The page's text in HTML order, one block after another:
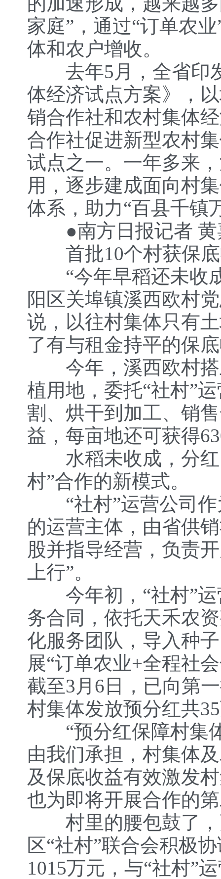
家庭”，通过“订单农
体和农户增收。
去年5月，全省印发
体经济试点方案》，
销合作社和农村集体
合作社促进新型农村
试点之一。一年多来
用，逐步建成面向村
体系，助力“百县千镇
●南方日报记者 黄
首批10个村获保底
“今年早稻还未收成
阳区关埠镇溪西欧村
说，以往村集体只有
了有与租金持平的保
今年，溪西欧村搭
植用地，委托“社村”
割、烘干到加工、销
益，每亩地还可获得
水稻未收成，分红
村”合作的新模式。
“社村”运营公司作
的运营主体，由省供
股并指导经营，负责
上行”。
今年初，“社村”运
务合同，依托天禾农
化服务团队，导入种
展“订单农业+全程社
截至3月6日，已向第
村集体发放预分红共
“预分红保障村集体
由我们承担，村集体
及保底收益有效激发
也为即将开展合作的
村里的腰包鼓了，
区“社村”联合会积极
1015万元，与“社村”